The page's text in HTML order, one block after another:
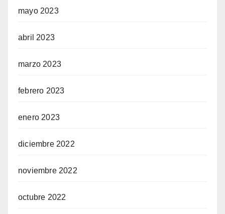
mayo 2023
abril 2023
marzo 2023
febrero 2023
enero 2023
diciembre 2022
noviembre 2022
octubre 2022